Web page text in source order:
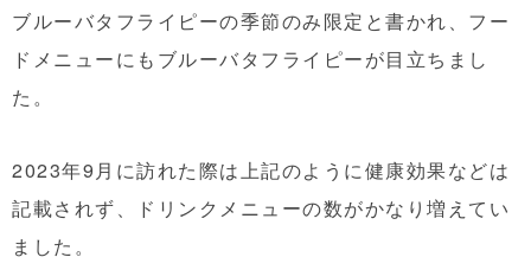
ブルーバタフライピーの季節のみ限定と書かれ、フー
ドメニューにもブルーバタフライピーが目立ちまし
た。
2023年9月に訪れた際は上記のように健康効果などは
記載されず、ドリンクメニューの数がかなり増えてい
ました。